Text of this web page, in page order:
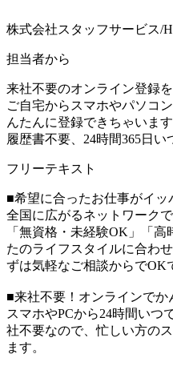
株式会社スタッフサービス/
担当者から
来社不要のオンライン登録
ご自宅からスマホやパソコ
んたんに登録できちゃいます
履歴書不要、24時間365日い
フリーテキスト
■希望に合ったお仕事がイッ
全国に広がるネットワーク
「無資格・未経験OK」「
たのライフスタイルに合わ
ずは気軽なご相談からでOK
■来社不要！オンラインでか
スマホやPCから24時間いつ
社不要なので、忙しい方の
ます。